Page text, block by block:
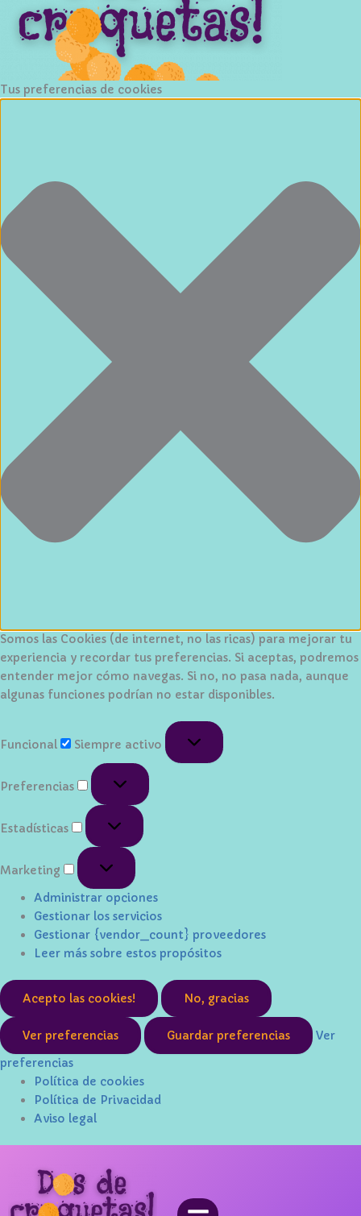
Tus preferencias de cookies
Somos las Cookies (de internet, no las ricas) para mejorar tu
experiencia y recordar tus preferencias. Si aceptas, podremos
entender mejor cómo navegas. Si no, no pasa nada, aunque
algunas funciones podrían no estar disponibles.
Funcional
Siempre activo
Preferencias
Preferencias
Estadísticas
Estadísticas
Marketing
Marketing
Administrar opciones
Gestionar los servicios
Gestionar {vendor_count} proveedores
Leer más sobre estos propósitos
Acepto las cookies! No, gracias
Ver preferencias Guardar preferencias
Ver
preferencias
Política de cookies
Política de Privacidad
Aviso legal
contenido